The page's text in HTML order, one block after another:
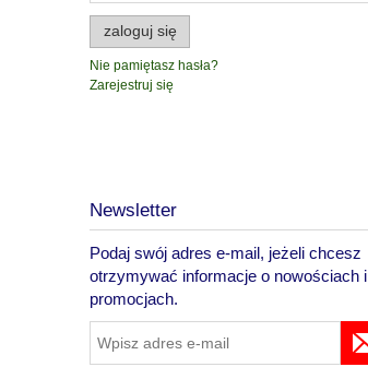
zaloguj się
Nie pamiętasz hasła?
Zarejestruj się
Newsletter
Podaj swój adres e-mail, jeżeli chcesz
otrzymywać informacje o nowościach i
promocjach.